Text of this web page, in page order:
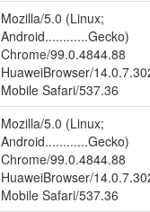
Mozilla/5.0 (Linux;
Android............Gecko)
Chrome/99.0.4844.88
HuaweiBrowser/
Mobile Safari/537.36
Mozilla/5.0 (Linux;
Android............Gecko)
Chrome/99.0.4844.88
HuaweiBrowser/
Mobile Safari/537.36